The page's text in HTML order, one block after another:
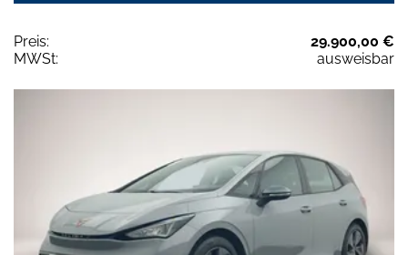
Preis:
29.900,00 €
MWSt:
ausweisbar